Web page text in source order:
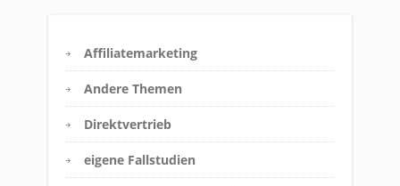
Affiliatemarketing
Andere Themen
Direktvertrieb
eigene Fallstudien